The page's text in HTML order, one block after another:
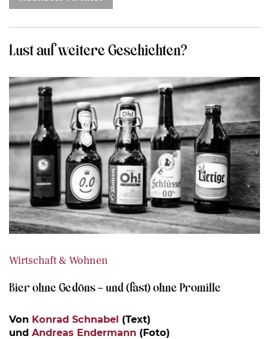
Lust auf weitere Geschichten?
Wirtschaft & Wohnen
Bier ohne Gedöns – und (fast) ohne Promille
Von Konrad Schnabel (Text)
und Andreas Endermann (Foto)